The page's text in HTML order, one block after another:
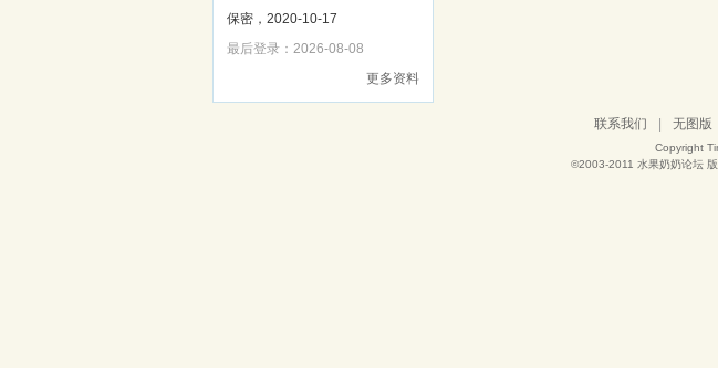
保密，2020-10-17
最后登录：2026-08-08
更多资料
联系我们 无图版
Copyright
©2003-2011 水果奶奶论坛